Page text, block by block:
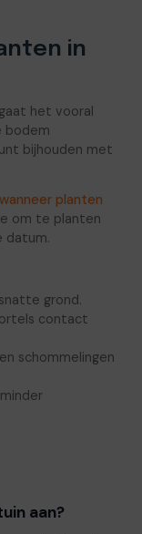
in
gaat het vooral
bodem
bijhouden met
wanneer planten
om te planten
datum.
grond.
contact
schommelingen
aan?